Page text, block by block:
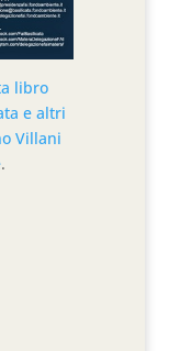
libro
e altri
Villani
.